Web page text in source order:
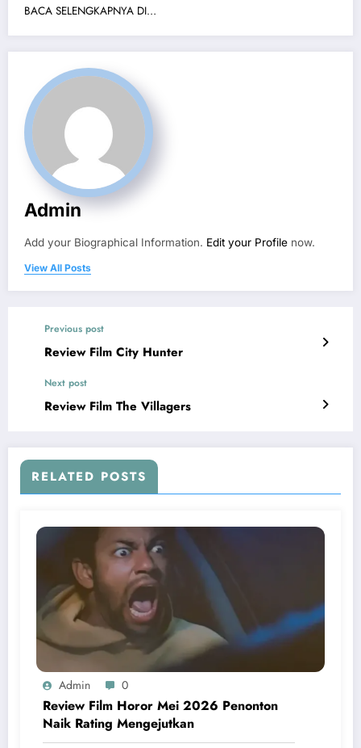
BACA SELENGKAPNYA DI…
Admin
Add your Biographical Information. Edit your Profile now.
View All Posts
Previous post
Review Film City Hunter
Next post
Review Film The Villagers
RELATED POSTS
Admin 0
Review Film Horor Mei 2026 Penonton
Naik Rating Mengejutkan